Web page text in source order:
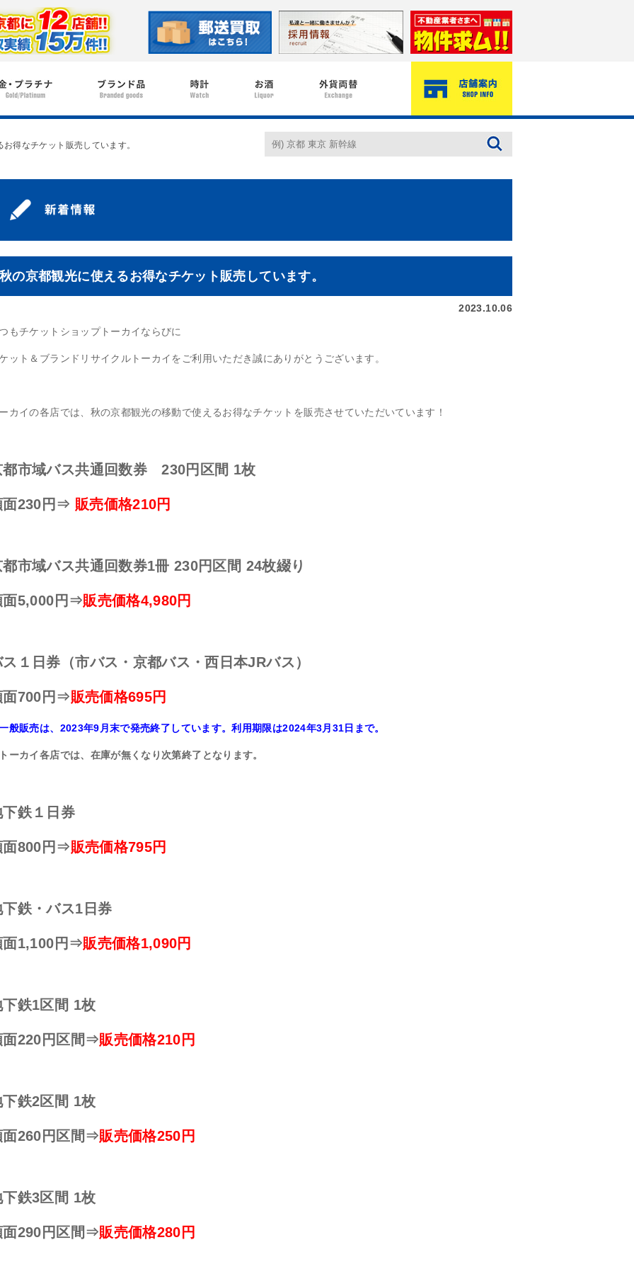
得なチケット販売しています。
秋の京都観光に使えるお得なチケット販売しています。
2023.10.06
もチケットショップトーカイならびに
ット＆ブランドリサイクルトーカイをご利用いただき誠にありがとうございます。
カイの各店では、秋の京都観光の移動で使えるお得なチケットを販売させていただいています！
都市域バス共通回数券 230円区間 1枚
230円 ⇒ 販売価格210円
都市域バス共通回数券1冊 230円区間 24枚綴り
面5,000円⇒販売価格4,980円
ス１日券（市バス・京都バス・西日本JRバス）
面700円⇒販売価格695円
般販売は、2023年9月末で発売終了しています。利用期限は2024年3月31日まで。
ーカイ各店では、在庫が無くなり次第終了となります。
下鉄１日券
面800円⇒販売価格795円
下鉄・バス1日券
面1,100円⇒販売価格1,090円
下鉄1区間 1枚
面220円区間⇒販売価格210円
下鉄2区間 1枚
面260円区間⇒販売価格250円
下鉄3区間 1枚
面290円区間⇒販売価格280円